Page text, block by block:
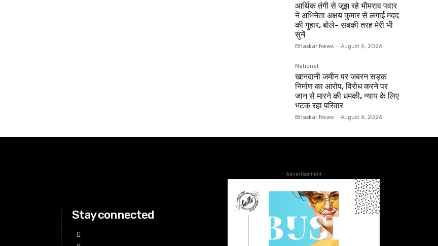
आर्थिक तंगी से जूझ रहे भीमराव पवार
ने अभिनेता अक्षय कुमार से लगाई मदद
की गुहार, बोले- सबकी तरह मेरी भी
सुनें
Bhaskar News - August 6, 2026
National
खानदानी जमीन पर जबरन सड़क
निर्माण का आरोप, विरोध करने पर
जान से मारने की धमकी, न्याय के लिए
भटक रहा परिवार
Bhaskar News - August 6, 2026
Stay connected
- Advertisement -